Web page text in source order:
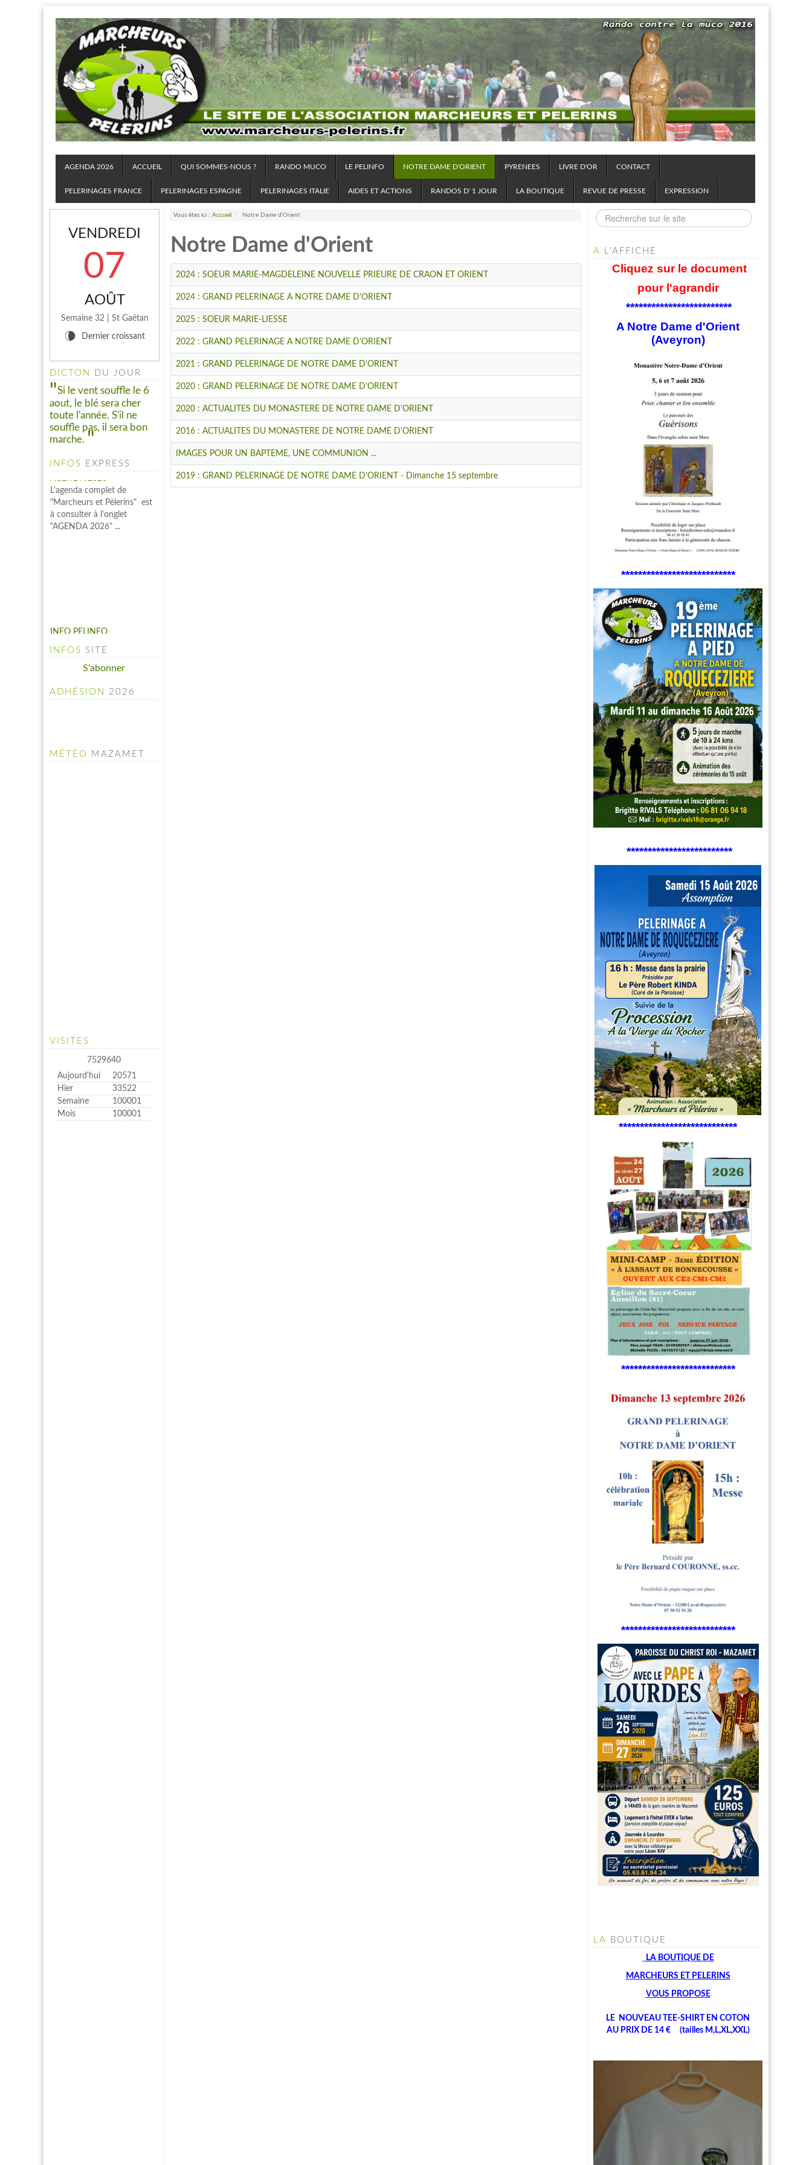
AGENDA 2026 ACCUEIL QUI SOMMES-NOUS ? RANDO MUCO LE PELINFO NOTRE DAME D'ORIENT PYRENEES LIVRE D'OR CONTACT
PELERINAGES FRANCE PELERINAGES ESPAGNE PELERINAGES ITALIE AIDES ET ACTIONS RANDOS D' 1 JOUR LA BOUTIQUE REVUE DE PRESSE EXPRESSION
Vous êtes ici : Accueil / Notre Dame d'Orient
Notre Dame d'Orient
2024 : SOEUR MARIE-MAGDELEINE NOUVELLE PRIEURE DE CRAON ET ORIENT
2024 : GRAND PELERINAGE A NOTRE DAME D'ORIENT
2025 : SOEUR MARIE-LIESSE
2022 : GRAND PELERINAGE A NOTRE DAME D'ORIENT
2021 : GRAND PELERINAGE DE NOTRE DAME D'ORIENT
2020 : GRAND PELERINAGE DE NOTRE DAME D'ORIENT
2020 : ACTUALITES DU MONASTERE DE NOTRE DAME D'ORIENT
2016 : ACTUALITES DU MONASTERE DE NOTRE DAME D'ORIENT
IMAGES POUR UN BAPTEME, UNE COMMUNION ...
2019 : GRAND PELERINAGE DE NOTRE DAME D’ORIENT - Dimanche 15 septembre
VENDREDI
07
AOÛT
Semaine 32 | St Gaétan
V Dernier croissant
DICTON DU JOUR
Si le vent souffle le 6
aout, le blé sera cher
toute l'année. S'il ne
souffle pas, il sera bon
marche.
INFOS EXPRESS
AGENDA 2026
"Marcheurs et Pèlerins" est
à consulter à l'onglet
"AGENDA 2026" ...
consulter à la rubrique "LE
INFOS SITE
S'abonner
ADHÉSION 2026
MÉTÉO MAZAMET
VISITES
7529640
Aujourd'hui
20571
Hier
33522
Semaine
100001
Mois
100001
A L'AFFICHE
Cliquez sur le document
pour l'agrandir
*************************
A Notre Dame d'Orient
(Aveyron)
***************************
*************************
****************************
***************************
***************************
LA BOUTIQUE
LA BOUTIQUE DE
MARCHEURS ET PELERINS
VOUS PROPOSE
LE NOUVEAU TEE-SHIRT EN COTON
AU PRIX DE 14 € (tailles M,L,XL,XXL)